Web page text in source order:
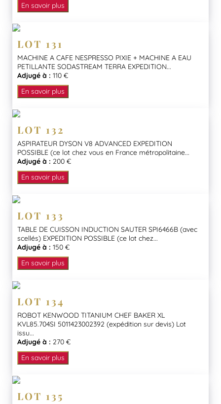
En savoir plus
LOT 131
MACHINE A CAFE NESPRESSO PIXIE + MACHINE A EAU
PETILLANTE SODASTREAM TERRA EXPEDITION...
Adjugé à : 110 €
En savoir plus
LOT 132
ASPIRATEUR DYSON V8 ADVANCED EXPEDITION
POSSIBLE (ce lot chez vous en France métropolitaine...
Adjugé à : 200 €
En savoir plus
LOT 133
TABLE DE CUISSON INDUCTION SAUTER SPI6466B (avec
scellés) EXPEDITION POSSIBLE (ce lot chez...
Adjugé à : 150 €
En savoir plus
LOT 134
ROBOT KENWOOD TITANIUM CHEF BAKER XL
KVL85.704SI 5011423002392 (expédition sur devis) Lot
issu...
Adjugé à : 270 €
En savoir plus
LOT 135